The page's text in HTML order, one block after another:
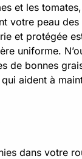
et les
votre peau
et protégée
uniforme.
de bonnes
aident à
dans votre